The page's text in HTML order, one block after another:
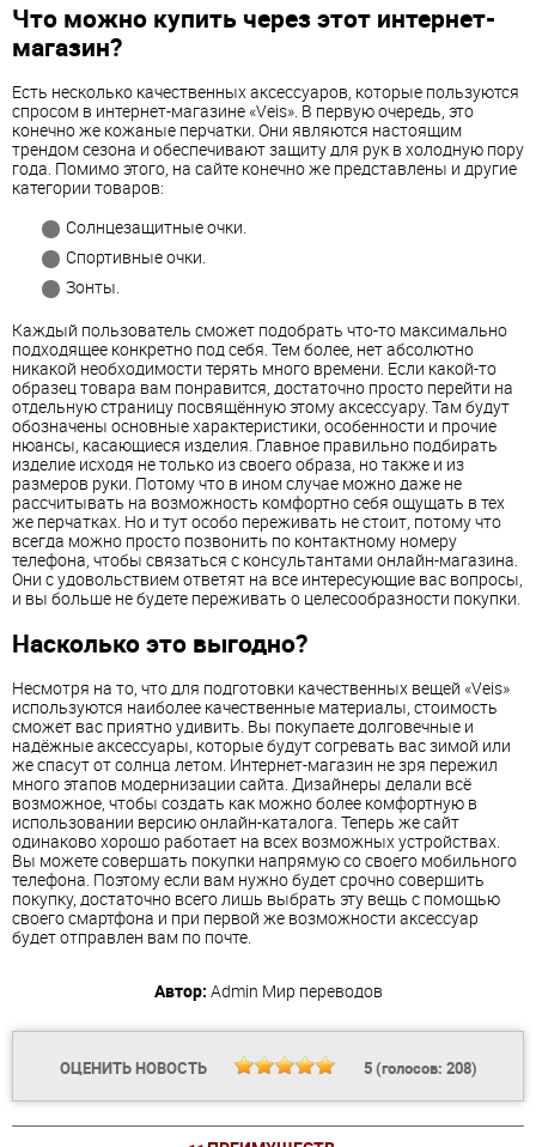
Что можно купить через этот интернет-
магазин?
Есть несколько качественных аксессуаров, которые пользуются
спросом в интернет-магазине «Veis». В первую очередь, это
конечно же кожаные перчатки. Они являются настоящим
трендом сезона и обеспечивают защиту для рук в холодную пору
года. Помимо этого, на сайте конечно же представлены и другие
категории товаров:
Солнцезащитные очки.
Спортивные очки.
Зонты.
Каждый пользователь сможет подобрать что-то максимально
подходящее конкретно под себя. Тем более, нет абсолютно
никакой необходимости терять много времени. Если какой-то
образец товара вам понравится, достаточно просто перейти на
отдельную страницу посвящённую этому аксессуару. Там будут
обозначены основные характеристики, особенности и прочие
нюансы, касающиеся изделия. Главное правильно подбирать
изделие исходя не только из своего образа, но также и из
размеров руки. Потому что в ином случае можно даже не
рассчитывать на возможность комфортно себя ощущать в тех
же перчатках. Но и тут особо переживать не стоит, потому что
всегда можно просто позвонить по контактному номеру
телефона, чтобы связаться с консультантами онлайн-магазина.
Они с удовольствием ответят на все интересующие вас вопросы,
и вы больше не будете переживать о целесообразности покупки.
Насколько это выгодно?
Несмотря на то, что для подготовки качественных вещей «Veis»
используются наиболее качественные материалы, стоимость
сможет вас приятно удивить. Вы покупаете долговечные и
надёжные аксессуары, которые будут согревать вас зимой или
же спасут от солнца летом. Интернет-магазин не зря пережил
много этапов модернизации сайта. Дизайнеры делали всё
возможное, чтобы создать как можно более комфортную в
использовании версию онлайн-каталога. Теперь же сайт
одинаково хорошо работает на всех возможных устройствах.
Вы можете совершать покупки напрямую со своего мобильного
телефона. Поэтому если вам нужно будет срочно совершить
покупку, достаточно всего лишь выбрать эту вещь с помощью
своего смартфона и при первой же возможности аксессуар
будет отправлен вам по почте.
Автор: Admin Мир переводов
ОЦЕНИТЬ НОВОСТЬ 5(голосов: 208)